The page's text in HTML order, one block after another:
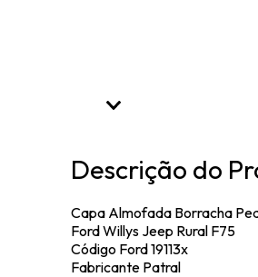
Descrição do
Capa Almofada Borracha
Ford Willys Jeep Rural F75
Código Ford 19113x
Fabricante Patral